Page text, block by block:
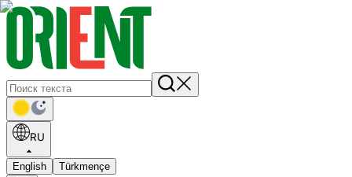
RU
English Türkmençe